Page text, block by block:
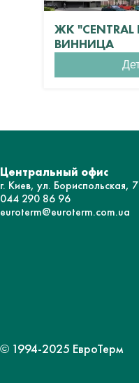
ЖК "CENTRAL
ВИННИЦА
Центральный офис
г. Киев, ул. Бориспольская,
044 290 86 96
euroterm@euroterm.com.ua
© 1994-2025 ЕвроТерм